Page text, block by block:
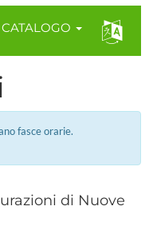
CATALOGO
fasce orarie.
di Nuove